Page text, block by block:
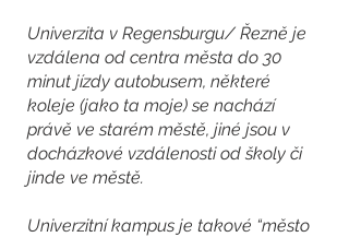
Univerzita v Regensburgu/ Řezně je
vzdálena od centra města do 30
minut jízdy autobusem, některé
koleje (jako ta moje) se nachází
právě ve starém městě, jiné jsou v
docházkové vzdálenosti od školy či
jinde ve městě.
Univerzitní kampus je takové “město